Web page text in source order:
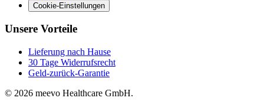
Cookie-Einstellungen
Unsere Vorteile
Lieferung nach Hause
30 Tage Widerrufsrecht
Geld-zurück-Garantie
© 2026 meevo Healthcare GmbH.